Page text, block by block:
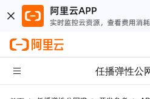
任播弹性公